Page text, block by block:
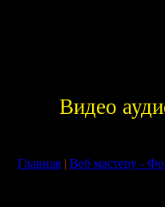
Видео
Главная | Веб мастеру -